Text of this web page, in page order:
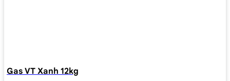
Gas VT Xanh 12kg